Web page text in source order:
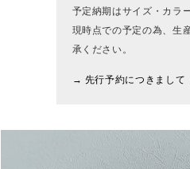
予定納期はサイズ・カラ
現時点での予定の為、生
承ください。
→ 先行予約につきまして